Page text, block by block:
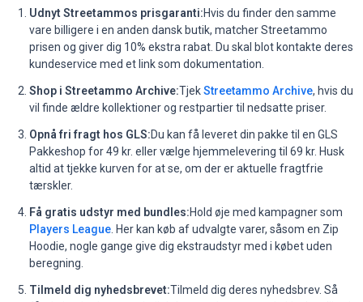
Udnyt Streetammos prisgaranti:Hvis du finder den samme
vare billigere i en anden dansk butik, matcher Streetammo
prisen og giver dig 10% ekstra rabat. Du skal blot kontakte deres
kundeservice med et link som dokumentation.
Shop i Streetammo Archive:TjekStreetammo Archive, hvis du
vil finde ældre kollektioner og restpartier til nedsatte priser.
Opnå fri fragt hos GLS:Du kan få leveret din pakke til en GLS
Pakkeshop for 49 kr. eller vælge hjemmelevering til 69 kr. Husk
altid at tjekke kurven for at se, om der er aktuelle fragtfrie
tærskler.
Få gratis udstyr med bundles:Hold øje med kampagner som
Players League . Her kan køb af udvalgte varer, såsom en Zip
Hoodie, nogle gange give dig ekstraudstyr med i købet uden
beregning.
Tilmeld dig nyhedsbrevet:Tilmeld dig deres nyhedsbrev. Så